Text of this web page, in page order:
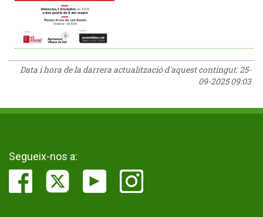
Data i hora de la darrera actualització d'aquest contingut:25-
09-2025 09:03
Segueix-nos a: